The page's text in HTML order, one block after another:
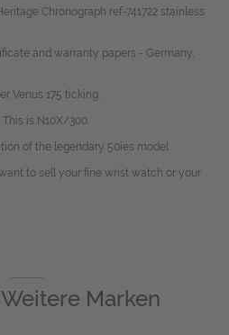
Chronograph ref-741722 stainless
and warranty papers - Germany,
Venus 175 ticking.
is N10X/300.
of the legendary 50ies model.
to sell your fine wrist watch or your
Weitere Marken